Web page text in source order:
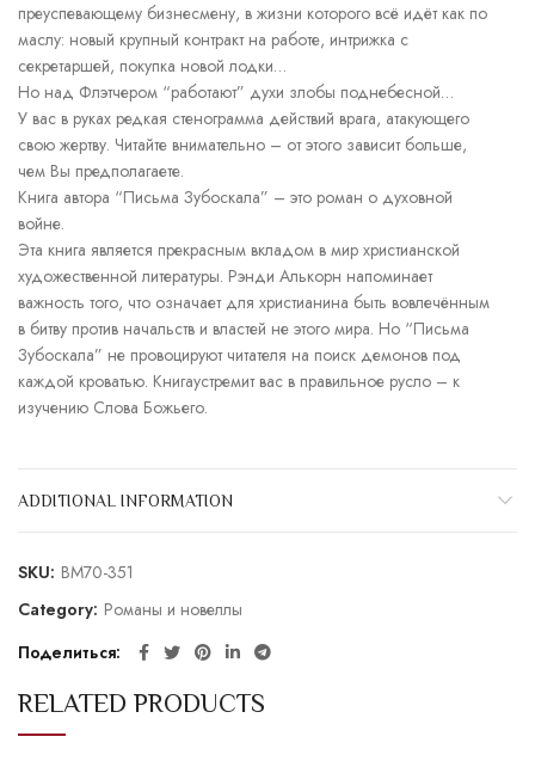
преуспевающему бизнесмену, в жизни которого всё идёт как по
маслу: новый крупный контракт на работе, интрижка с
секретаршей, покупка новой лодки…
Но над Флэтчером “работают” духи злобы поднебесной…
У вас в руках редкая стенограмма действий врага, атакующего
свою жертву. Читайте внимательно – от этого зависит больше,
чем Вы предполагаете.
Книга автора “Письма Зубоскала” – это роман о духовной
войне.
Эта книга является прекрасным вкладом в мир христианской
художественной литературы. Рэнди Алькорн напоминает
важность того, что означает для христианина быть вовлечённым
в битву против начальств и властей не этого мира. Но “Письма
Зубоскала” не провоцируют читателя на поиск демонов под
каждой кроватью. Книгаустремит вас в правильное русло – к
изучению Слова Божьего.
ADDITIONAL INFORMATION
SKU: BM70-351
Category: Романы и новеллы
Поделиться
RELATED PRODUCTS